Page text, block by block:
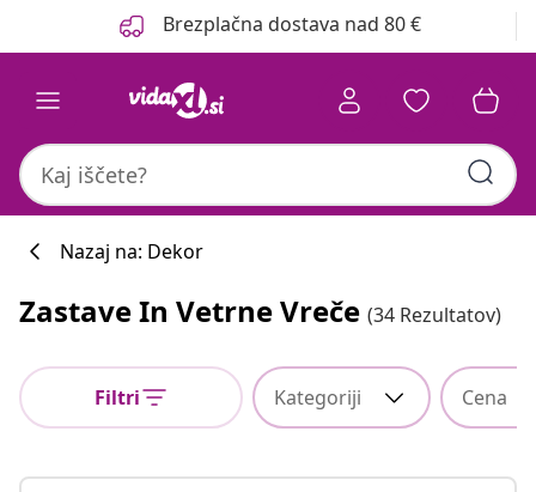
Brezplačna dostava nad 80 €
Nazaj na: Dekor
Zastave In Vetrne Vreče (34 Rezultatov)
Filtri Kategoriji Cena